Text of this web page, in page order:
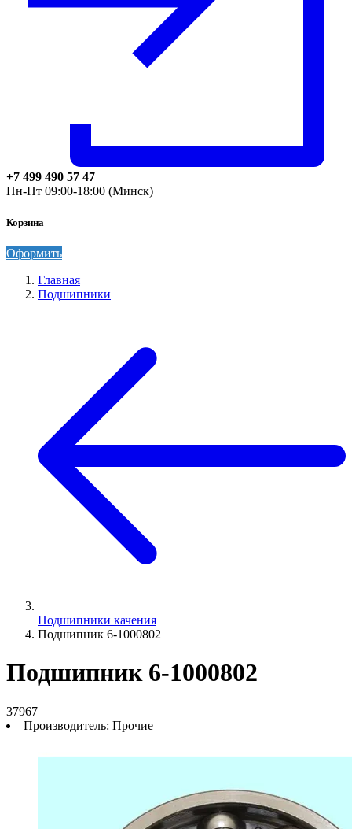
+7 499 490 57 47
Пн-Пт 09:00-18:00 (Минск)
Корзина
Оформить
Главная
Подшипники
Подшипники качения
Подшипник 6-1000802
Подшипник 6-1000802
37967
Производитель: Прочие